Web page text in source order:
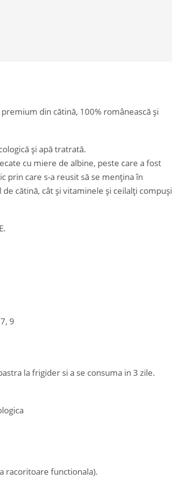
din cătină, 100% românească și
și apă tratrată.
cu miere de albine, peste care a fost
prin care s-a reusit să se mențina în
cătină, cât și vitaminele și ceilalți compuși
9
la frigider si a se consuma in 3 zile.
racoritoare functionala).